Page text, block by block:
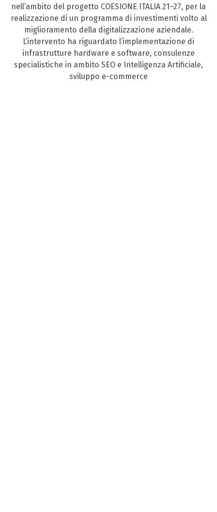
nell’ambito del progetto COESIONE ITALIA 21–27, per la
realizzazione di un programma di investimenti volto al
miglioramento della digitalizzazione aziendale.
L’intervento ha riguardato l’implementazione di
infrastrutture hardware e software, consulenze
specialistiche in ambito SEO e Intelligenza Artificiale,
sviluppo e-commerce